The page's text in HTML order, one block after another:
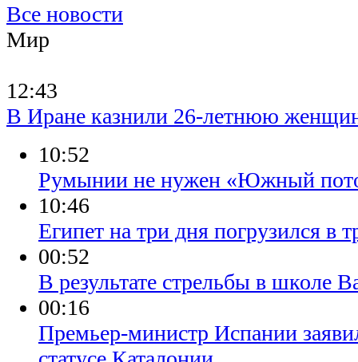
Все новости
Мир
12:43
В Иране казнили 26-летнюю
10:52
Румынии не нужен «Южный
10:46
Египет на три дня погрузился в
00:52
В результате стрельбы в школе
00:16
Премьер-министр Испании